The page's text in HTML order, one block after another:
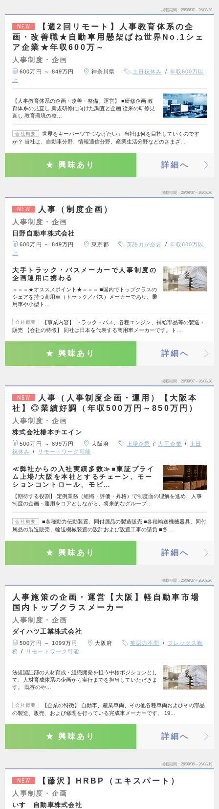
掲載期間 26/08/07～26/08/20
NEW
【週2回リモート】人事教育体系の企
画・改善職★自動車用懸架ばね世界No.1シェ
ア企業★年収600万～
人事制度・企画
600万円 ～ 849万円 神奈川県 土日祝休み
年収600万以
上
【人事教育体系の企画・改善・整備、運営】 ■研修企画 教
育体系の見直し 新規研修に向けた調査と企画 従来の研修見
直し 教育環境の整…
会社概要
世界をキーパーツでつなげたい」 当社は何を目指していくのです
か？ 当社は、自動車分野、情報通信分野、産業生活分野などのさまざ…
興味あり 詳細へ
掲載期間 26/08/07～26/08/20
NEW 人事（制度企画）
人事制度・企画
日野自動車株式会社
600万円 ～ 849万円 東京都 英語力が必要
年収600万以
上
大手トラック・バスメーカーで人事制度の
企画運用に携わる
＝＝＝★オススメポイント★＝＝＝ ■国内でトップクラスの
シェアを持つ商用車（トラック／バス）メーカーであり、乗
用車や小型ト…
会社概要
【事業内容】 トラック・バス、各種エンジン、補給部品等の製造・
販売 【会社の特徴】 同社は日本を代表する商用車メーカーです。ト…
興味あり 詳細へ
掲載期間 26/08/07～26/08/20
NEW
人事（人事制度企画・運用）【大阪本
社】◎業績好調（年収500万円～850万円）
人事制度・企画
株式会社椿本チエイン
500万円 ～ 899万円 大阪府 上場企業 大手企業
土日
祝休み
リモートワーク可能
≪弊社からの入社実績多数≫■東証プライ
ム上場/大阪を本社とするチェーン、モー
ションコントロール、モビ…
【期待する役割】 定例業務（組織・評価・昇格）で制度面の理解を進め、人事
制度の企画・運用をコアとしながら、将来的なグループ…
会社概要
■各種動力伝動装置、同付属品の製造販売 ■各種輸送機械器具、同付
属品の製造販売、輸送機械装置の設計および設置工事の請負 ■各…
興味あり 詳細へ
掲載期間 26/08/07～26/08/20
人事施策の企画・運営【大阪】軽自動車市場
国内トップクラスメーカー
人事制度・企画
ダイハツ工業株式会社
500万円 ～ 1099万円 大阪府 英語力不問
フレックス勤
務
リモートワーク可能
法規認証部の人材育成・組織開発を担う中核ポジションとし
て、人材育成体系の企画から実行までを担当していただきま
す。 既存のや…
会社概要
【企業の特徴】 自動車、産業車両、その他各種車両およびその部品
の製造、販売、および修理を行っている完成車メーカーです。 19…
興味あり 詳細へ
掲載期間 26/08/06～26/08/19
NEW 【藤沢】HRBP（エキスパート）
人事制度・企画
いすゞ自動車株式会社